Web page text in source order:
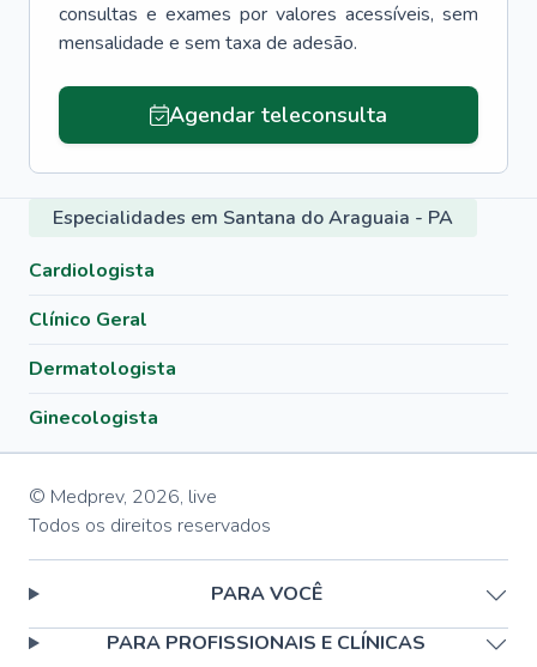
consultas e exames por valores acessíveis, sem
mensalidade e sem taxa de adesão.
Agendar teleconsulta
Especialidades em Santana do Araguaia - PA
Cardiologista
Clínico Geral
Dermatologista
Ginecologista
© Medprev, 2026, live
Todos os direitos reservados
PARA VOCÊ
PARA PROFISSIONAIS E CLÍNICAS